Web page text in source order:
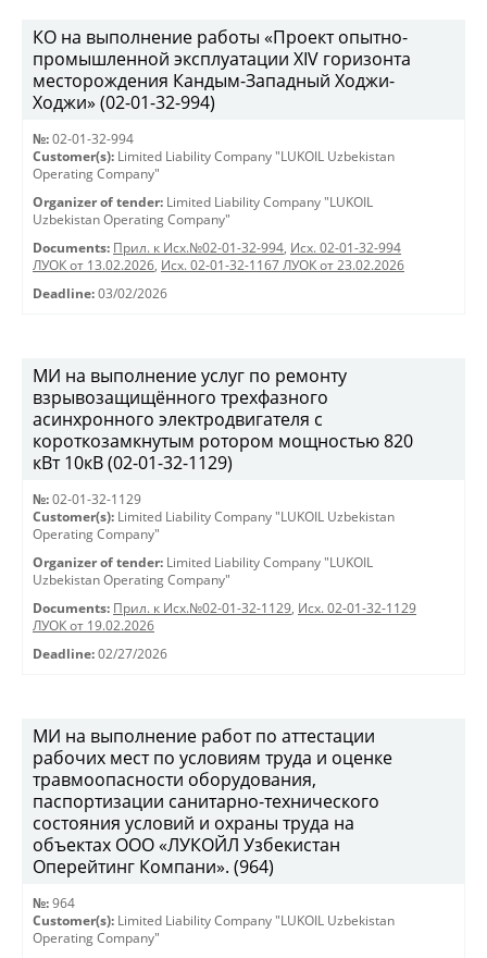
КО на выполнение работы «Проект опытно-
промышленной эксплуатации XIV горизонта
месторождения Кандым-Западный Ходжи-
Ходжи» (02-01-32-994)
№: 02-01-32-994
Customer(s): Limited Liability Company "LUKOIL Uzbekistan
Operating Company"
Organizer of tender: Limited Liability Company "LUKOIL
Uzbekistan Operating Company"
Documents: Прил. к Исх.№02-01-32-994, Исх. 02-01-32-994
ЛУОК от 13.02.2026, Исх. 02-01-32-1167 ЛУОК от 23.02.2026
Deadline: 03/02/2026
МИ на выполнение услуг по ремонту
взрывозащищённого трехфазного
асинхронного электродвигателя с
короткозамкнутым ротором мощностью 820
кВт 10кВ (02-01-32-1129)
№: 02-01-32-1129
Customer(s): Limited Liability Company "LUKOIL Uzbekistan
Operating Company"
Organizer of tender: Limited Liability Company "LUKOIL
Uzbekistan Operating Company"
Documents: Прил. к Исх.№02-01-32-1129, Исх. 02-01-32-1129
ЛУОК от 19.02.2026
Deadline: 02/27/2026
МИ на выполнение работ по аттестации
рабочих мест по условиям труда и оценке
травмоопасности оборудования,
паспортизации санитарно-технического
состояния условий и охраны труда на
объектах ООО «ЛУКОЙЛ Узбекистан
Оперейтинг Компани». (964)
№: 964
Customer(s): Limited Liability Company "LUKOIL Uzbekistan
Operating Company"